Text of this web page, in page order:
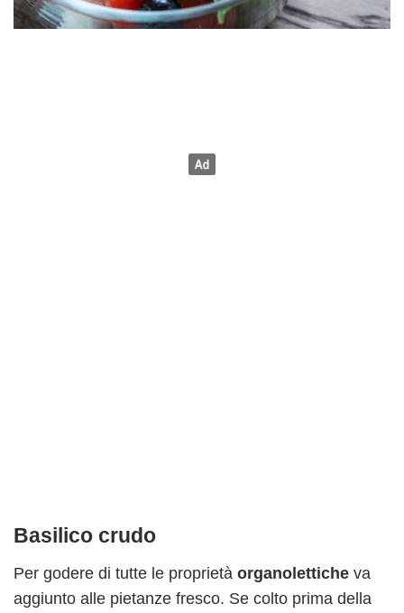
Basilico crudo
Per godere di tutte le proprietà organolettiche va
aggiunto alle pietanze fresco. Se colto prima della